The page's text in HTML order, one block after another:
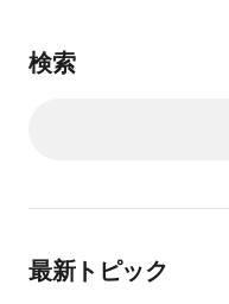
検索
最新トピック